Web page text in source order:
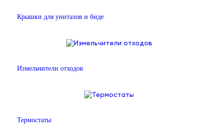
Крышки для унитазов и биде
Измельчители отходов
Термостаты